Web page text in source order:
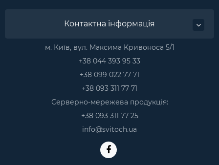
Контактна інформація
м. Київ, вул. Максима Kривоноса 5/1
+38 044 393 95 33
+38 099 022 77 71
+38 093 311 77 71
Серверно-мережева продукція:
+38 093 311 77 25
info@svitoch.ua